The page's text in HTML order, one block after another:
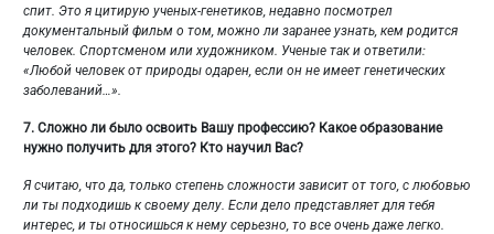
спит. Это я цитирую ученых-генетиков, недавно посмотрел
документальный фильм о том, можно ли заранее узнать, кем родится
человек. Спортсменом или художником. Ученые так и ответили:
«Любой человек от природы одарен, если он не имеет генетических
заболеваний…».
7. Сложно ли было освоить Вашу профессию? Какое образование
нужно получить для этого? Кто научил Вас?
Я считаю, что да, только степень сложности зависит от того, с любовью
ли ты подходишь к своему делу. Если дело представляет для тебя
интерес, и ты относишься к нему серьезно, то все очень даже легко.